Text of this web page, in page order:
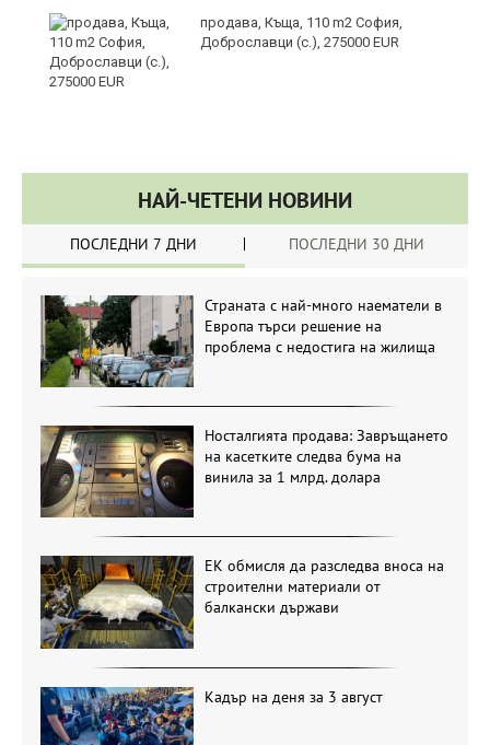
продава, Къща, 110 m2 София,
Доброславци (с.), 275000 EUR
НАЙ-ЧЕТЕНИ НОВИНИ
ПОСЛЕДНИ 7 ДНИ ПОСЛЕДНИ 30 ДНИ
Страната с най-много наематели в
Европа търси решение на
проблема с недостига на жилища
Носталгията продава: Завръщането
на касетките следва бума на
винила за 1 млрд. долара
ЕК обмисля да разследва вноса на
строителни материали от
балкански държави
Кадър на деня за 3 август